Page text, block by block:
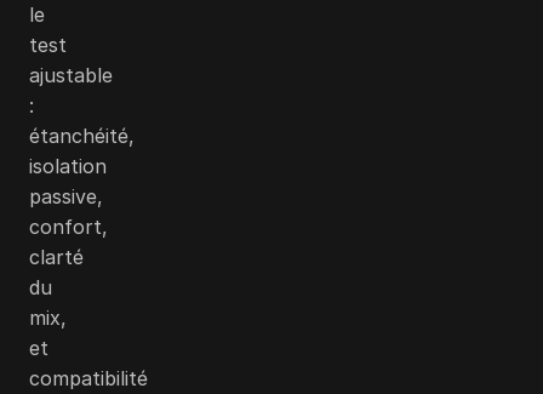
le
test
ajustable
:
étanchéité,
isolation
passive,
confort,
clarté
du
mix,
et
compatibilité